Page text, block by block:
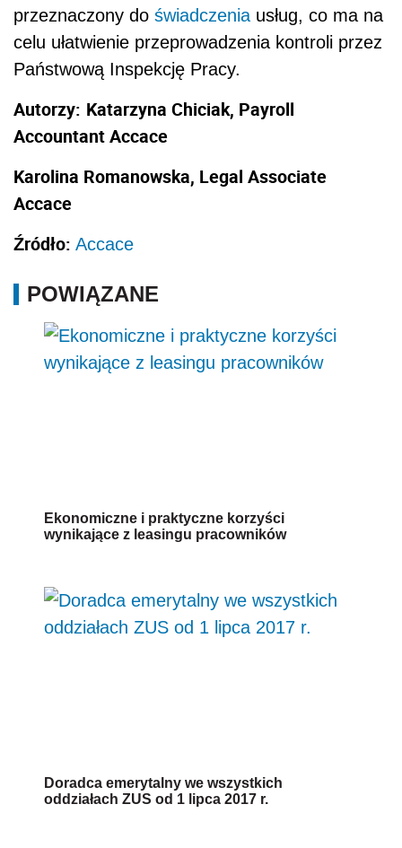
przeznaczony do świadczenia usług, co ma na
celu ułatwienie przeprowadzenia kontroli przez
Państwową Inspekcję Pracy.
Autorzy: Katarzyna Chiciak, Payroll
Accountant Accace
Karolina Romanowska, Legal Associate
Accace
Źródło: Accace
POWIĄZANE
Ekonomiczne i praktyczne korzyści
wynikające z leasingu pracowników
Doradca emerytalny we wszystkich
oddziałach ZUS od 1 lipca 2017 r.